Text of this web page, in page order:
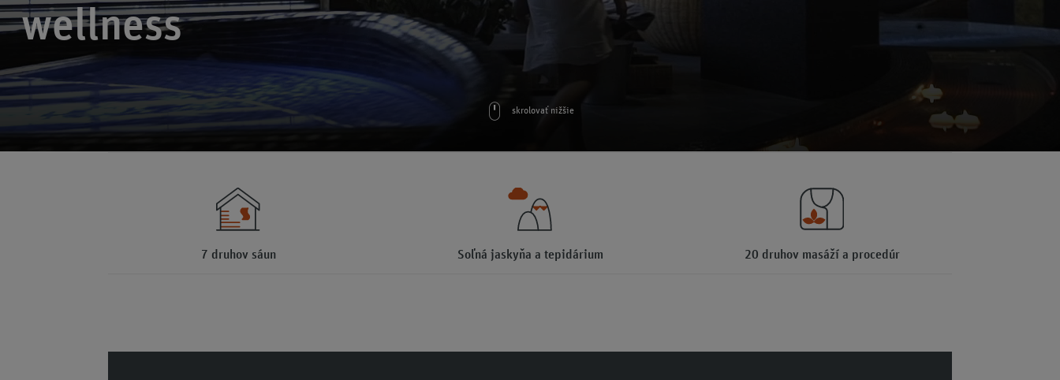
wellness
skrolovať nižšie
7 druhov sáun Soľná jaskyňa a tepidárium 20 druhov masáží a procedúr